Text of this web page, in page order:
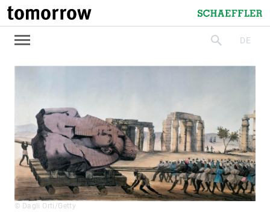
tomorrow
Schaeffler
suchenDE
© Dagli Orti/Getty